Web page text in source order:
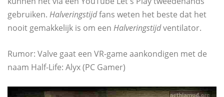
gebruiken. Halveringstijdfans weten het beste dat het
nooit gemakkelijk is om een Halveringstijdventilator.
Rumor: Valve gaat een VR-game aankondigen met de
naam Half-Life: Alyx (PC Gamer)